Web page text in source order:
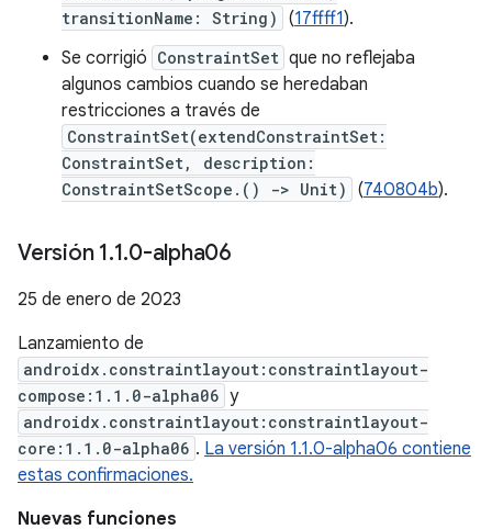
transitionName: String)
(17ffff1).
Se corrigió ConstraintSet que no reflejaba
algunos cambios cuando se heredaban
restricciones a través de
ConstraintSet(extendConstraintSet:
ConstraintSet, description:
ConstraintSetScope.() -> Unit)
(740804b).
Versión 1.1.0-alpha06
25 de enero de 2023
Lanzamiento de
androidx.constraintlayout:constraintlayout-
compose:1.1.0-alpha06 y
androidx.constraintlayout:constraintlayout-
core:1.1.0-alpha06 . La versión 1.1.0-alpha06 contiene
estas confirmaciones.
Nuevas funciones